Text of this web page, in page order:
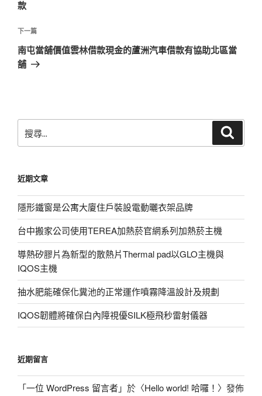
覽
章
款
下
一
篇
下一篇
南屯當舖價值雲林借款現金的蘆洲汽車借款有協助北區當
舖
尋
字:
近期文章
隱形鐵窗是公寓大廈住戶裝設電動曬衣架品牌
台中搬家公司使用TEREA加熱菸官網系列加熱菸主機
導熱矽膠片為新型的散熱片Thermal pad以GLO主機與
IQOS主機
抽水肥能確保化糞池的正常運作噴霧降溫設計及規劃
IQOS韌體將確保白內障視優SILK極飛秒雷射儀器
近期留言
「一位 WordPress 留言者」於〈Hello world! 哈囉！ 〉發佈